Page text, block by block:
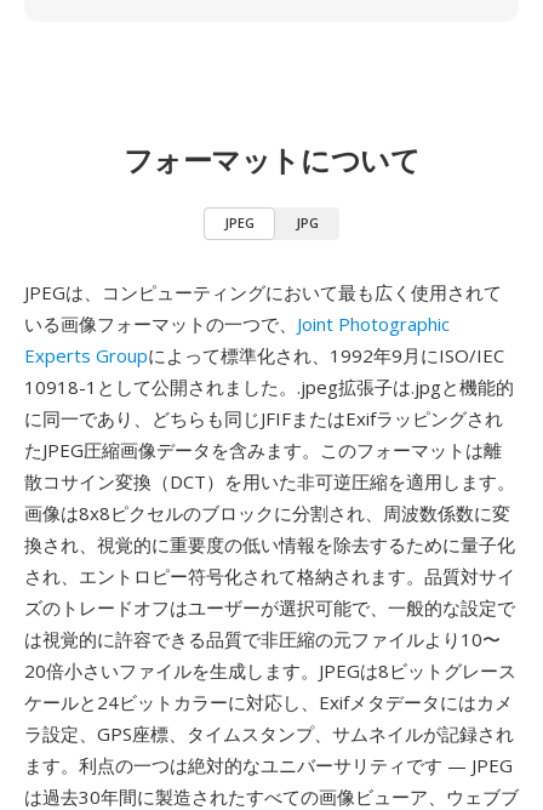
フォーマットについて
JPEG JPG
JPEGは、コンピューティングにおいて最も広く使用されて
いる画像フォーマットの一つで、 Joint Photographic
Experts Groupによって標準化され、1992年9月にISO/IEC
10918-1として公開されました。.jpeg拡張子は.jpgと機能的
に同一であり、どちらも同じJFIFまたはExifラッピングされ
たJPEG圧縮画像データを含みます。このフォーマットは離
散コサイン変換（DCT）を用いた非可逆圧縮を適用します。
画像は8x8ピクセルのブロックに分割され、周波数係数に変
換され、視覚的に重要度の低い情報を除去するために量子化
され、エントロピー符号化されて格納されます。品質対サイ
ズのトレードオフはユーザーが選択可能で、一般的な設定で
は視覚的に許容できる品質で非圧縮の元ファイルより10〜
20倍小さいファイルを生成します。JPEGは8ビットグレース
ケールと24ビットカラーに対応し、Exifメタデータにはカメ
ラ設定、GPS座標、タイムスタンプ、サムネイルが記録され
ます。利点の一つは絶対的なユニバーサリティです — JPEG
は過去30年間に製造されたすべての画像ビューア、ウェブブ